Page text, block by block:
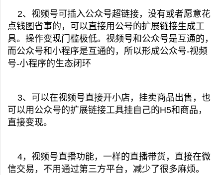
2、视频号可插入公众号超链接，没有或者愿意花
点钱图省事的，可以直接用公号的扩展链接生成工
具。操作变现门槛极低。视频号和公众号是互通的，
而公众号和小程序是互通的，所以形成公众号-视频
号-小程序的生态闭环
3、可以在视频号直接开小店，挂卖商品出售，也
可以用公众号的扩展链接工具挂自己的H5和商品，
直接变现。
4，视频号直播功能，一样的直播带货，直接在微
信交易，不用通过第三方平台，减少了很多麻烦。